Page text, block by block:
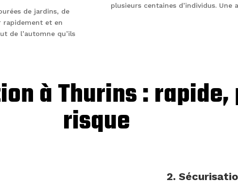
de jardins, de
rapidement et en
de l’automne qu’ils
plusieurs centaines d’individus.
à Thurins : rapide,
risque
2.